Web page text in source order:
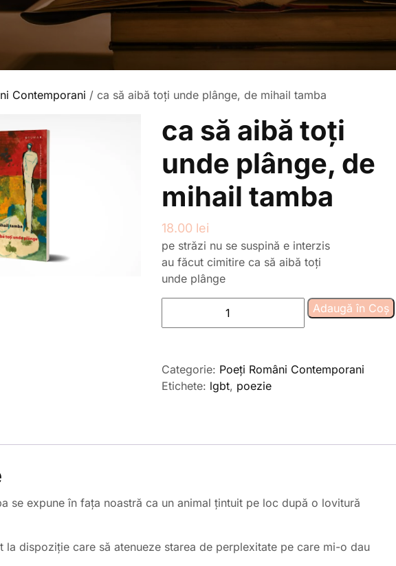
Contemporani / ca să aibă toți unde plânge, de mihail tamba
ca să aibă toți
unde plânge, de
mihail tamba
18.00 lei
pe străzi nu se suspină e interzis
au făcut cimitire ca să aibă toți
unde plânge
toți
unde
Adaugă în Coș
Categorie: Poeți Români Contemporani
Etichete: lgbt, poezie
se expune în fața noastră ca un animal țintuit pe loc după o lovitură
la dispoziție care să atenueze starea de perplexitate pe care mi-o dau